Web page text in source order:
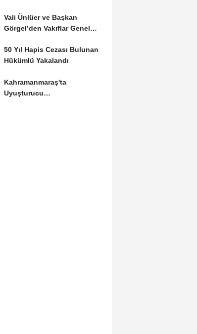
Vali Ünlüer ve Başkan
Görgel’den Vakıflar Genel
50 Yıl Hapis Cezası Bulunan
Hükümlü Yakalandı
Kahramanmaraş'ta
Uyuşturucu